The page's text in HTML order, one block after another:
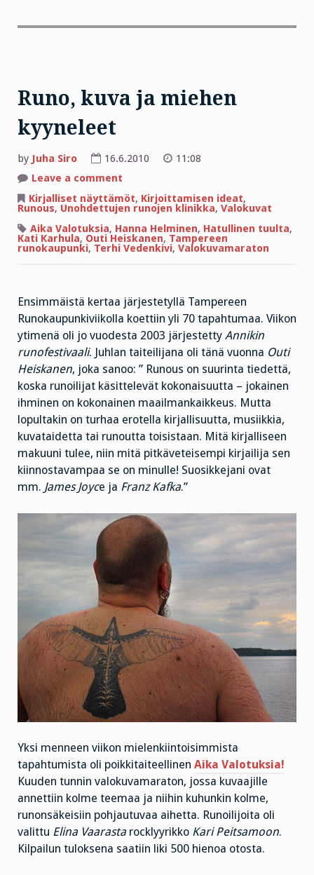
Runo, kuva ja miehen
kyyneleet
by Juha Siro 16.6.2010
11:08
Leave a comment
kuva
ja
miehen
kyyneleet
Kirjalliset näyttämöt, Kirjoittamisen ideat,
Runous, Unohdettujen runojen klinikka, Valokuvat
Aika Valotuksia, Hanna Helminen, Hatullinen tuulta,
Kati Karhula, Outi Heiskanen, Tampereen
runokaupunki, Terhi Vedenkivi, Valokuvamaraton
Ensimmäistä kertaa järjestetyllä Tampereen
Runokaupunkiviikolla koettiin yli 70 tapahtumaa. Viikon
ytimenä oli jo vuodesta 2003 järjestetty Annikin
runofestivaali. Juhlan taiteilijana oli tänä vuonna Outi
Heiskanen, joka sanoo: ” Runous on suurinta tiedettä,
koska runoilijat käsittelevät kokonaisuutta – jokainen
ihminen on kokonainen maailmankaikkeus. Mutta
lopultakin on turhaa erotella kirjallisuutta, musiikkia,
kuvataidetta tai runoutta toisistaan. Mitä kirjalliseen
makuuni tulee, niin mitä pitkäveteisempi kirjailija sen
kiinnostavampaa se on minulle! Suosikkejani ovat
mm. James Joyce ja Franz Kafka.”
Yksi menneen viikon mielenkiintoisimmista
tapahtumista oli poikkitaiteellinen Aika Valotuksia!
Kuuden tunnin valokuvamaraton, jossa kuvaajille
annettiin kolme teemaa ja niihin kuhunkin kolme,
runonsäkeisiin pohjautuvaa aihetta. Runoilijoita oli
valittu Elina Vaarasta rocklyyrikko Kari Peitsamoon.
Kilpailun tuloksena saatiin liki 500 hienoa otosta.